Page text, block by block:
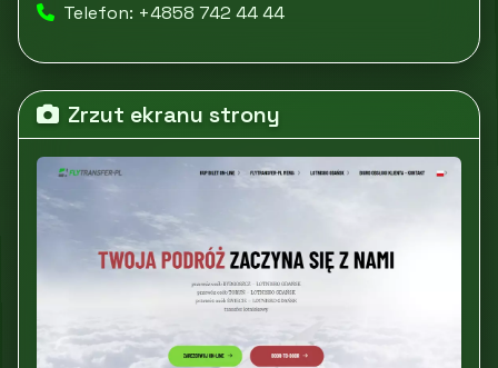
Telefon: +4858 742 44 44
Zrzut ekranu strony